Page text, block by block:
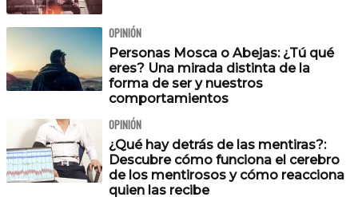
OPINIÓN
Personas Mosca o Abejas: ¿Tú qué
eres? Una mirada distinta de la
forma de ser y nuestros
comportamientos
OPINIÓN
¿Qué hay detrás de las mentiras?:
Descubre cómo funciona el cerebro
de los mentirosos y cómo reacciona
quien las recibe